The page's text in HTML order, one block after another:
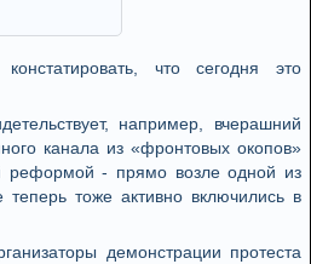
что сегодня это
например, вчерашний
канала из «фронтовых окопов»
реформой - прямо возле одной из
теперь тоже активно включились в
демонстрации протеста